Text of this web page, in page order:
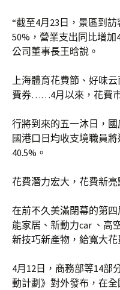
“截至4月23日，景區到
50%，營業支出同比增
公司董事長王晗說。
上海體育花費節、好味
費券……4月以來，花費
行將到來的五一沐日，
國港口日均收支境職員
40.5%。
花費潛力宏大，花費新亮
在前不久美滿閉幕的第
能家居、新動力car 、高
新技巧新產物，給寬大花
4月12日，商務部等14部
動計劃》對外發布，在